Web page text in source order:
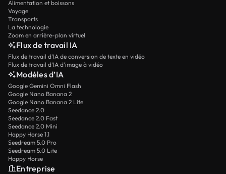
Alimentation et boissons
Voyage
Transports
La technologie
Zoom en arrière-plan virtuel
Flux de travail IA
Flux de travail d’IA de conversion de texte en vidéo
Flux de travail d’IA d’image à vidéo
Modèles d’IA
Google Gemini Omni Flash
Google Nano Banana 2
Google Nano Banana 2 Lite
Seedance 2.0
Seedance 2.0 Fast
Seedance 2.0 Mini
Happy Horse 1.1
Seedream 5.0 Pro
Seedream 5.0 Lite
Happy Horse
Entreprise